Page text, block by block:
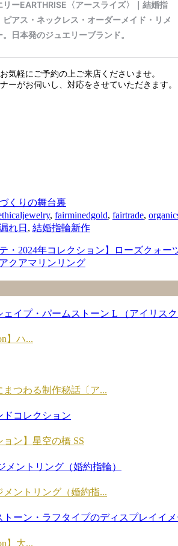
気軽にご予約の上ご来店くださいませ。
ーがお伺いし、対応をさせていただきます。
くりの舞台裏
, fairminedgold, fairtrade,
れ日 , 結婚指輪新作
・2024年コレクション】ローズクォー
クアマリンリング
】ハ...
まつわる制作秘話〔ア...
ョン】星空の橋 SS
ントリング（婚約指...
】大...